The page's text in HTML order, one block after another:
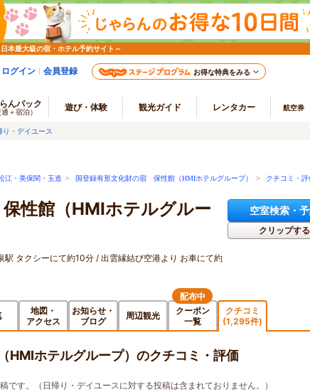
本最大級の宿・ホテル予約サイト～
ログイン 会員登録 お得な特典をみる
んパック
通＋宿泊） 遊び・体験 観光ガイド レンタカー 航空券
り・デイユース
江・美保関・玉造 > 国登録有形文化財の宿 保性館（HMIホテルグループ） > クチコミ・評
性館（HMIホテルグルー
タクシーにて約10分 / 出雲縁結び空港より お車にて約
空室検索・
クリップする
地図・
アクセス
お知らせ・
ブログ
周辺観光
クーポン
一覧
配布中
クチコミ
(1,295件)
ホテルグループ）のクチコミ・評価
す。（日帰り・デイユースに対する投稿は含まれておりません。）